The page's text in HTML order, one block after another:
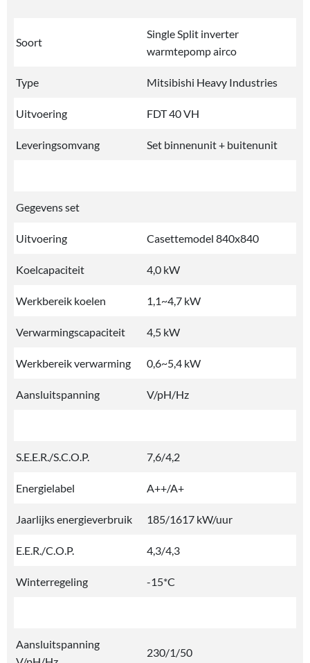
Soort
Single Split inverter
warmtepomp airco
Type Mitsibishi Heavy Industries
Uitvoering FDT 40 VH
Leveringsomvang Set binnenunit + buitenunit
Gegevens set
Uitvoering Casettemodel 840x840
Koelcapaciteit 4,0 kW
Werkbereik koelen 1,1~4,7 kW
Verwarmingscapaciteit 4,5 kW
Werkbereik verwarming 0,6~5,4 kW
Aansluitspanning V/pH/Hz
S.E.E.R./S.C.O.P. 7,6/4,2
Energielabel A++/A+
Jaarlijks energieverbruik 185/1617 kW/uur
E.E.R./C.O.P. 4,3/4,3
Winterregeling -15*C
Aansluitspanning
230/1/50